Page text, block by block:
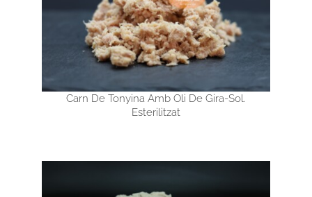
Carn De Tonyina Amb Oli De Gira-Sol.
Esterilitzat